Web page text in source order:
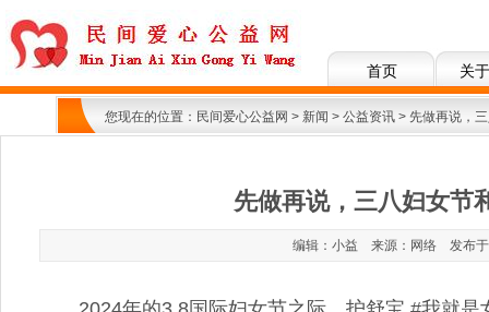
首页 关
您现在的位置： 民间爱心公益网 > 新闻 > 公益资讯 > 先做再说，
先做再说，三八妇女节
编辑：小益 来源：网络 发布